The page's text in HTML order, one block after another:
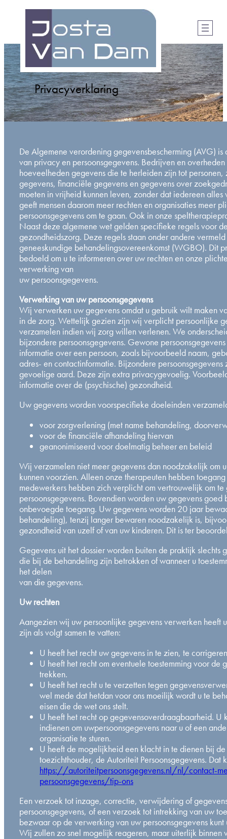
Privacyverklaring
De Algemene verordening gegevensbescherming (AVG) is
van privacy en persoonsgegevens. Bedrijven en
hoeveelheden gegevens die te herleiden zijn tot personen,
gegevens, financiële gegevens en gegevens over
moeten in vrijheid kunnen leven, zonder dat iedereen alles
geeft mensen daarom meer rechten en organisaties meer
persoonsgegevens om te gaan. Ook in onze
Naast deze algemene wet gelden specifieke regels voor
gezondheidszorg. Deze regels staan onder andere
geneeskundige behandelingsovereenkomst (WGBO). Dit
bedoeld om u te informeren over uw rechten en onze
verwerking van
uw persoonsgegevens.
Verwerking van uw persoonsgegevens
Wij verwerken uw gegevens omdat u gebruik wilt maken
in de zorg. Wettelijk gezien zijn wij verplicht persoonlijke
verzamelen indien wij zorg willen verlenen. We
bijzondere persoonsgegevens. Gewone
informatie over een persoon, zoals bijvoorbeeld naam,
adres- en contactinformatie. Bijzondere persoonsgegevens
gevoelige aard. Deze zijn extra privacygevoelig.
informatie over de (psychische) gezondheid.
Uw gegevens worden voorspecifieke doeleinden
voor zorgverlening (met name behandeling,
voor de financiële afhandeling hiervan
geanonimiseerd voor doelmatig beheer en beleid
Wij verzamelen niet meer gegevens dan noodzakelijk om
kunnen voorzien. Alleen onze therapeuten hebben
medewerkers hebben zich verplicht om vertrouwelijk om te
persoonsgegevens. Bovendien worden uw gegevens
onbevoegde toegang. Uw gegevens worden 20 jaar
behandeling), tenzij langer bewaren noodzakelijk is,
gezondheid van uzelf of van uw kinderen. Dit is ter
Gegevens uit het dossier worden buiten de praktijk slechts
die bij de behandeling zijn betrokken of wanneer u
het delen
van die gegevens.
Uw rechten
Aangezien wij uw persoonlijke gegevens verwerken heeft
zijn als volgt samen te vatten:
U heeft het recht uw gegevens in te zien, te
U heeft het recht om eventuele toestemming voor de
trekken.
U heeft het recht u te verzetten tegen
wel mede dat hetdan voor ons moeilijk wordt u te
eisen die de wet ons stelt.
U heeft het recht op gegevensoverdraagbaarheid. U
indienen om uwpersoonsgegevens naar u of een
organisatie te sturen.
U heeft de mogelijkheid een klacht in te dienen bij
toezichthouder, de Autoriteit Persoonsgegevens. Dat
https://autoriteitpersoonsgegevens.nl/nl/contact-
persoonsgegevens/tip-ons
Een verzoek tot inzage, correctie, verwijdering of
persoonsgegevens, of een verzoek tot intrekking van uw
bezwaar op de verwerking van uw persoonsgegevens
Wij zullen zo snel mogelijk reageren, maar uiterlijk binnen